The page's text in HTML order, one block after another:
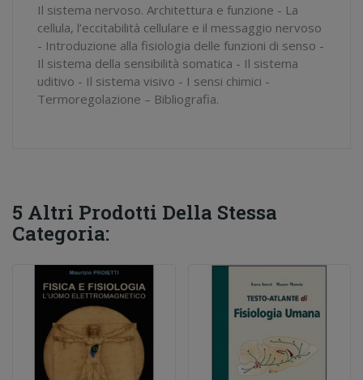
Il sistema nervoso. Architettura e funzione - La
cellula, l’eccitabilità cellulare e il messaggio nervoso
- Introduzione alla fisiologia delle funzioni di senso -
Il sistema della sensibilità somatica - Il sistema
uditivo - Il sistema visivo - I sensi chimici -
Termoregolazione – Bibliografia.
5 Altri Prodotti Della Stessa
Categoria: